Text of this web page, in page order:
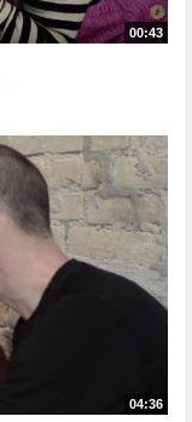
00:43
04:36